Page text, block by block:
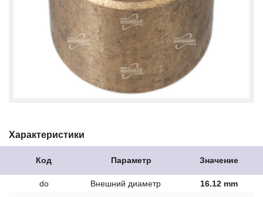
Характеристики
Код Параметр Значение
do Внешний диаметр
16.12 mm